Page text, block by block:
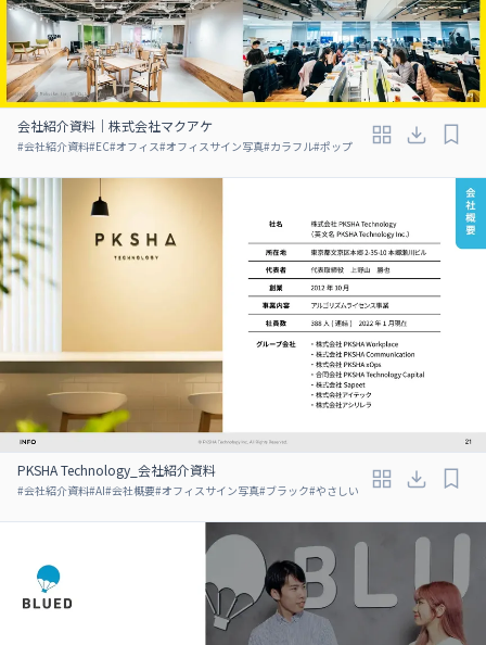
会社紹介資料｜株式会社マクアケ
#会社紹介資料#EC#オフィス#オフィスサイン写真#カラフル#ポップ
PKSHA Technology_会社紹介資料
#会社紹介資料#AI#会社概要#オフィスサイン写真#ブラック#やさしい